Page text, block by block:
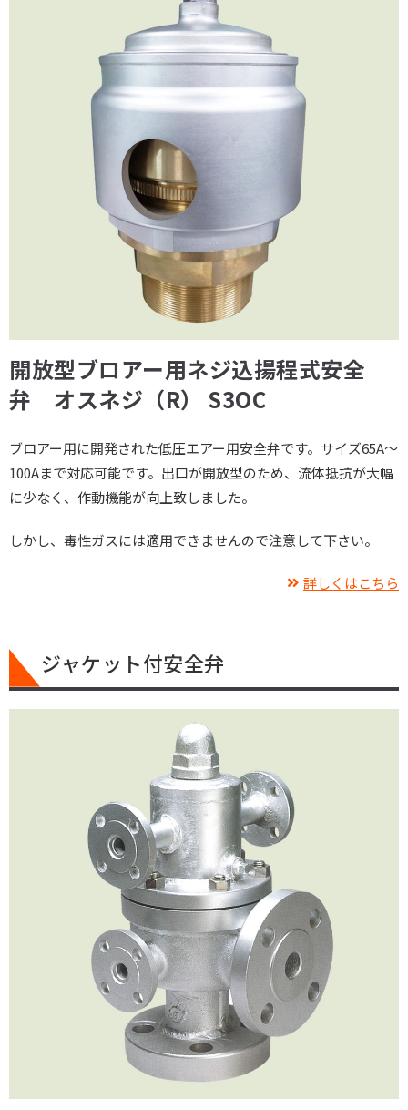
開放型ブロアー用ネジ込揚程式安全
弁 オスネジ（R） S3OC
ブロアー用に開発された低圧エアー用安全弁です。サイズ65A～
100Aまで対応可能です。出口が開放型のため、流体抵抗が大幅
に少なく、作動機能が向上致しました。
しかし、毒性ガスには適用できませんので注意して下さい。
詳しくはこちら
ジャケット付安全弁